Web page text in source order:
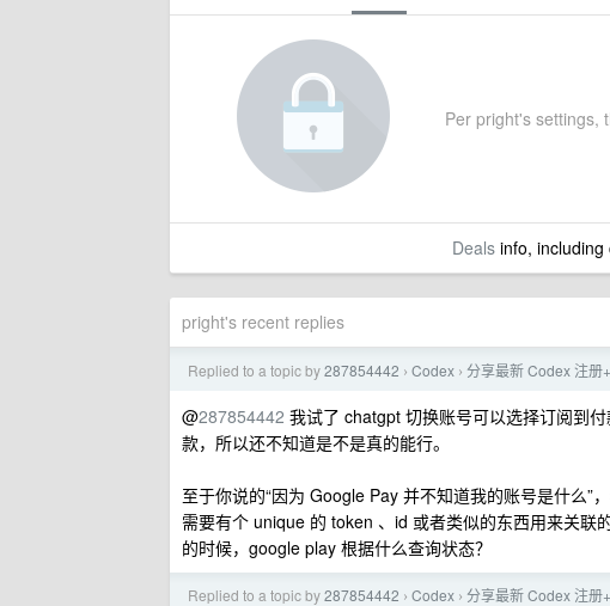
Per pright's settings,
Dealsinfo, including
pright's recent replies
Replied to a topic by287854442 › Codex › 分享最新 Codex 注册
@287854442 我试了 chatgpt 切换账号可以选择订阅到
款，所以还不知道是不是真的能行。
至于你说的“因为 Google Pay 并不知道我的账号是什么
需要有个 unique 的 token 、id 或者类似的东西用来关
的时候，google play 根据什么查询状态？
Replied to a topic by287854442 › Codex › 分享最新 Codex 注册